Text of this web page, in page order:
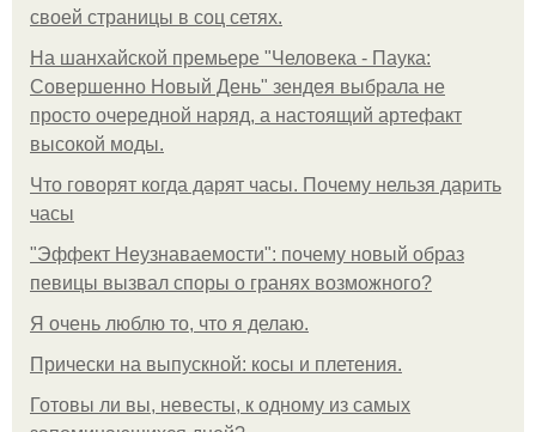
своей страницы в соц сетях.
На шанхайской премьере "Человека - Паука:
Совершенно Новый День" зендея выбрала не
просто очередной наряд, а настоящий артефакт
высокой моды.
Что говорят когда дарят часы. Почему нельзя дарить
часы
"Эффект Неузнаваемости": почему новый образ
певицы вызвал споры о гранях возможного?
Я очень люблю то, что я делаю.
Прически на выпускной: косы и плетения.
Готовы ли вы, невесты, к одному из самых